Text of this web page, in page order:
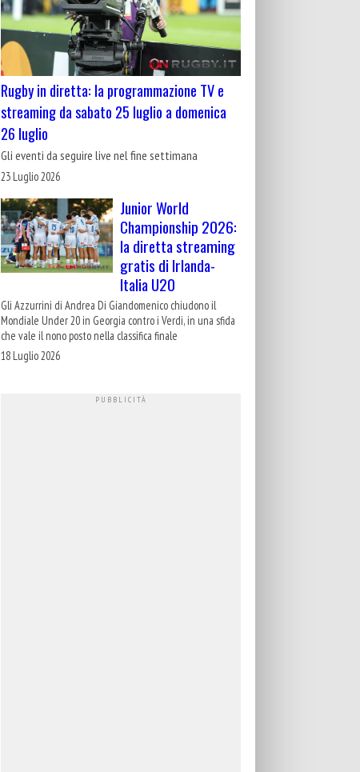
Rugby in diretta: la programmazione TV e
streaming da sabato 25 luglio a domenica
26 luglio
Gli eventi da seguire live nel fine settimana
23 Luglio 2026
Junior World
Championship 2026:
la diretta streaming
gratis di Irlanda-
Italia U20
Gli Azzurrini di Andrea Di Giandomenico chiudono il
Mondiale Under 20 in Georgia contro i Verdi, in una sfida
che vale il nono posto nella classifica finale
18 Luglio 2026